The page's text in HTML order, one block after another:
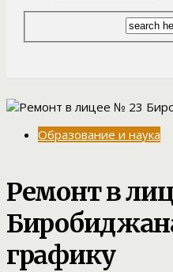
Образование и наука
Ремонт в
графику